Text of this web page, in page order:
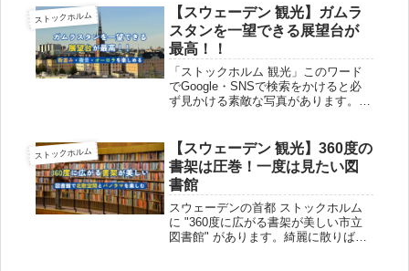
としてだけではなく、ちょっとした観
光スポットとしても人気です。その理
由...
ストックホルム
【スウェーデン 観光】ガムラ
スタンを一望できる展望台が
最高！！
「ストックホルム 観光」このワード
でGoogle・SNSで検索をかけると必
ず見かける素敵な写真があります。そ
の広告にもよく使われている写真であ
り、展望台から見える景色は最高...
ストックホルム
【スウェーデン 観光】360度の
書架は圧巻！一度は見たい図
書館
スウェーデンの首都 ストックホルム
に "360度に広がる書架が美しい市立
図書館" があります。綺麗に散りばめ